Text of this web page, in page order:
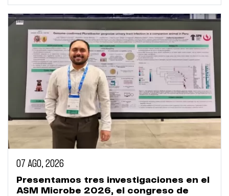
07 AGO, 2026
Presentamos tres investigaciones en el
ASM Microbe 2026, el congreso de